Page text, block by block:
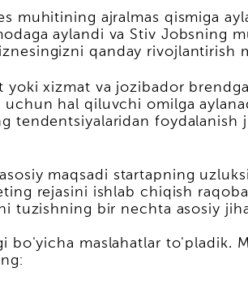
muhitining ajralmas qismiga
aylandi va Stiv Jobsning
qanday rivojlantirish
yoki xizmat va jozibador
uchun hal qiluvchi omilga
tendentsiyalaridan foydalanish
maqsadi startapning
rejasini ishlab chiqish
tuzishning bir nechta asosiy
bo'yicha maslahatlar